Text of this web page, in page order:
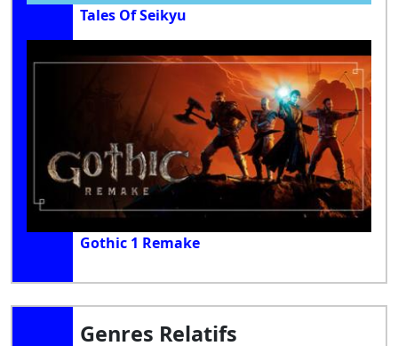
Tales Of Seikyu
Gothic 1 Remake
Genres Relatifs